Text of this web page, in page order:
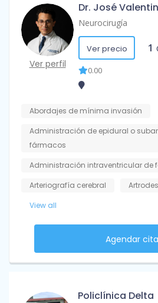
Ver perfil
Dr. José
Neurocirugía
Ver precio 1
0.00
Abordajes de mínima invasión
Administración de epidural o
fármacos
Administración intraventricular de
Arteriografía cerebral
View all
Agendar cita
Policlínica Delta